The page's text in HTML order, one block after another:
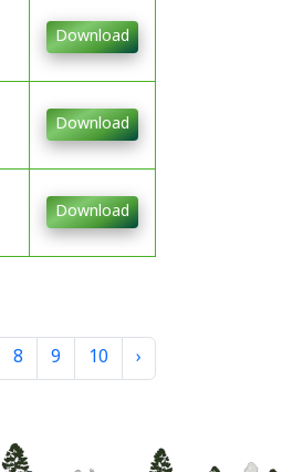
Download
Download
Download
8 9 10 ›